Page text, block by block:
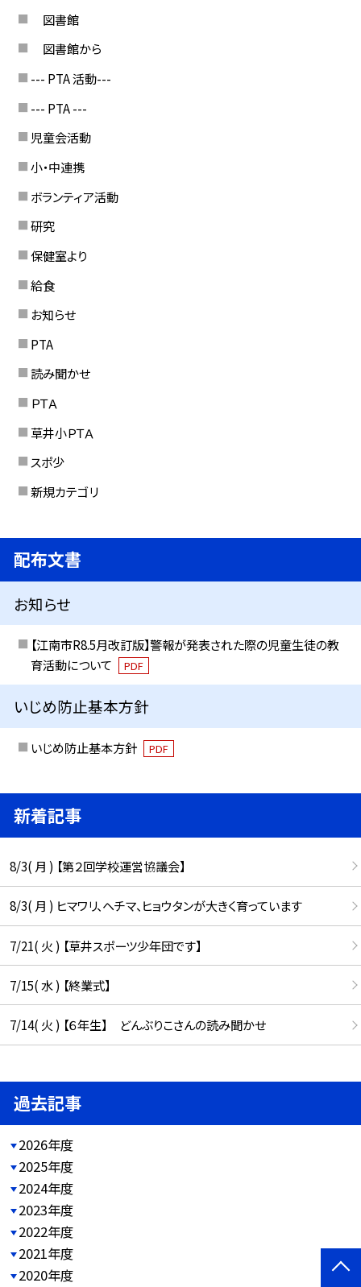
図書館
図書館から
--- PTA 活動---
--- PTA ---
児童会活動
小・中連携
ボランティア活動
研究
保健室より
給食
お知らせ
PTA
読み聞かせ
ＰＴＡ
草井小ＰＴＡ
スポ少
新規カテゴリ
配布文書
お知らせ
【江南市R8.5月改訂版】警報が発表された際の児童生徒の教
育活動について
PDF
いじめ防止基本方針
いじめ防止基本方針 PDF
新着記事
8/3( 月 ) 【第２回学校運営協議会】
8/3( 月 ) ヒマワリ、ヘチマ、ヒョウタンが大きく育っています
7/21( 火 ) 【草井スポーツ少年団です】
7/15( 水 ) 【終業式】
7/14( 火 ) 【６年生】 どんぶりこさんの読み聞かせ
過去記事
2026年度
2025年度
2024年度
2023年度
2022年度
2021年度
2020年度